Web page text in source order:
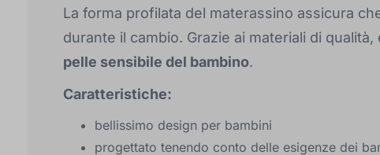
La forma profilata del materassino assicura
durante il cambio. Grazie ai materiali di qualità,
pelle sensibile del bambino.
Caratteristiche:
bellissimo design per bambini
progettato tenendo conto delle esigenze dei